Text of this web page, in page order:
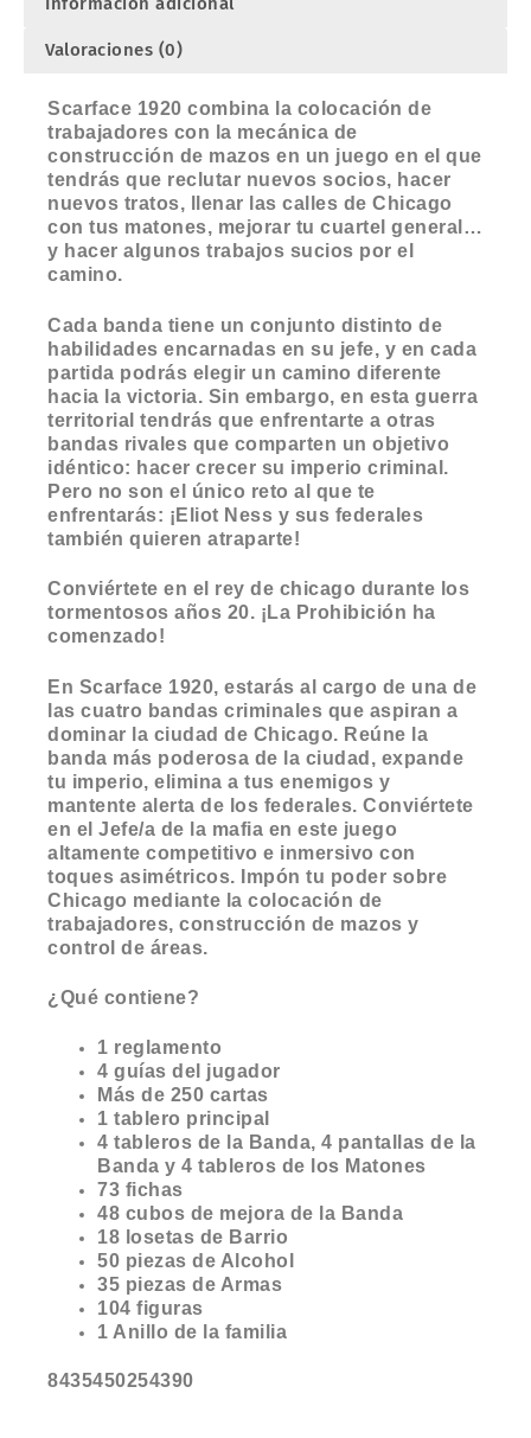
Valoraciones (0)
Scarface 1920 combina la colocación de
trabajadores con la mecánica de
construcción de mazos en un juego en el que
tendrás que reclutar nuevos socios, hacer
nuevos tratos, llenar las calles de Chicago
con tus matones, mejorar tu cuartel general…
y hacer algunos trabajos sucios por el
camino.
Cada banda tiene un conjunto distinto de
habilidades encarnadas en su jefe, y en cada
partida podrás elegir un camino diferente
hacia la victoria. Sin embargo, en esta guerra
territorial tendrás que enfrentarte a otras
bandas rivales que comparten un objetivo
idéntico: hacer crecer su imperio criminal.
Pero no son el único reto al que te
enfrentarás: ¡Eliot Ness y sus federales
también quieren atraparte!
Conviértete en el rey de chicago durante los
tormentosos años 20. ¡La Prohibición ha
comenzado!
En Scarface 1920, estarás al cargo de una de
las cuatro bandas criminales que aspiran a
dominar la ciudad de Chicago. Reúne la
banda más poderosa de la ciudad, expande
tu imperio, elimina a tus enemigos y
mantente alerta de los federales. Conviértete
en el Jefe/a de la mafia en este juego
altamente competitivo e inmersivo con
toques asimétricos. Impón tu poder sobre
Chicago mediante la colocación de
trabajadores, construcción de mazos y
control de áreas.
¿Qué contiene?
1 reglamento
4 guías del jugador
Más de 250 cartas
1 tablero principal
4 tableros de la Banda, 4 pantallas de la
Banda y 4 tableros de los Matones
73 fichas
48 cubos de mejora de la Banda
18 losetas de Barrio
50 piezas de Alcohol
35 piezas de Armas
104 figuras
1 Anillo de la familia
8435450254390